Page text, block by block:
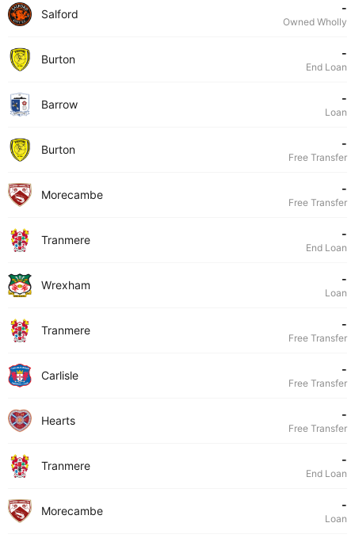
Salford -
Owned Wholly
Burton -
End Loan
Barrow -
Loan
Burton -
Free Transfer
Morecambe -
Free Transfer
Tranmere -
End Loan
Wrexham -
Loan
Tranmere -
Free Transfer
Carlisle -
Free Transfer
Hearts -
Free Transfer
Tranmere -
End Loan
Morecambe -
Loan